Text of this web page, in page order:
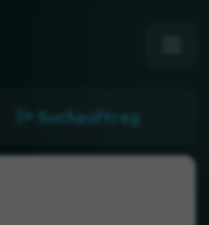
Suchauftrag